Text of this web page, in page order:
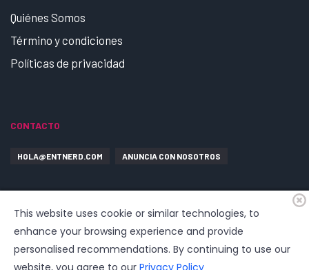
Quiénes Somos
Término y condiciones
Políticas de privacidad
CONTACTO
HOLA@ENTNERD.COM ANUNCIA CON NOSOTROS
This website uses cookie or similar technologies, to
enhance your browsing experience and provide
personalised recommendations. By continuing to use our
website, you agree to our Privacy Policy